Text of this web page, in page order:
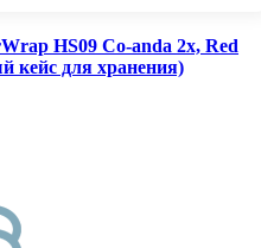
HS09 Co-anda 2x, Red
кейс для хранения)